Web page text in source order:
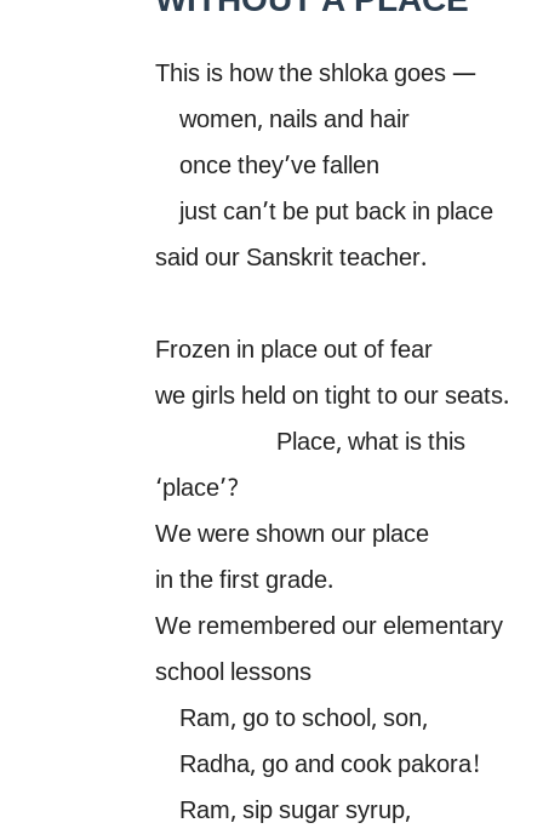
This is how the shloka goes —
women, nails and hair
once they’ve fallen
just can’t be put back in place
said our Sanskrit teacher.
Frozen in place out of fear
we girls held on tight to our seats.
Place, what is this
‘place’?
We were shown our place
in the first grade.
We remembered our elementary
school lessons
Ram, go to school, son,
Radha, go and cook pakora!
Ram, sip sugar syrup,